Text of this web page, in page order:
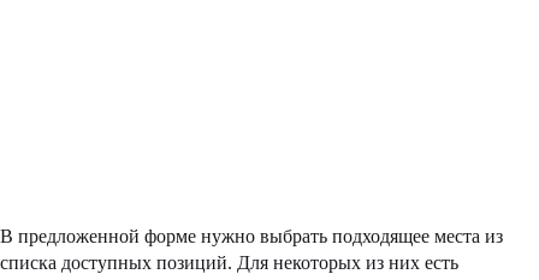
В предложенной форме нужно выбрать подходящее места из
списка доступных позиций. Для некоторых из них есть